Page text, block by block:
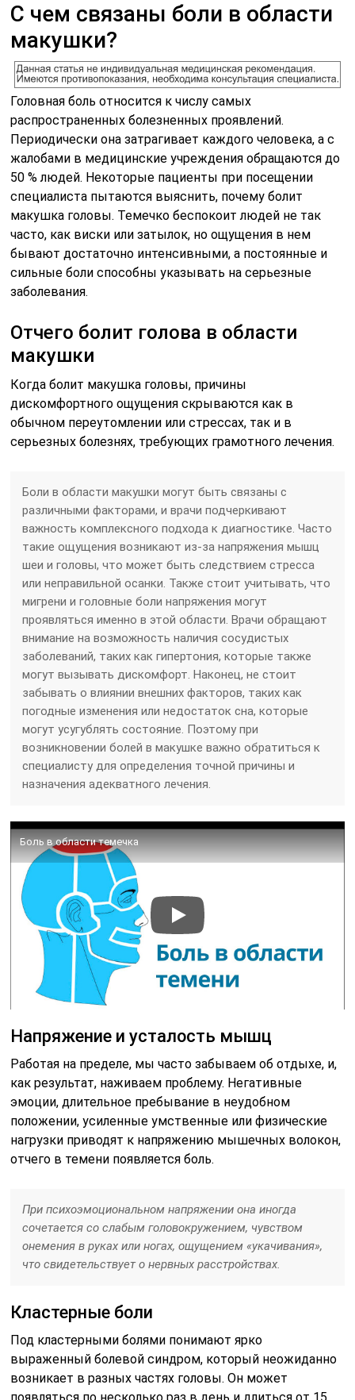
С чем связаны боли в области
макушки?
Головная боль относится к числу самых
распространенных болезненных проявлений.
Периодически она затрагивает каждого человека, а с
жалобами в медицинские учреждения обращаются до
50 % людей. Некоторые пациенты при посещении
специалиста пытаются выяснить, почему болит
макушка головы. Темечко беспокоит людей не так
часто, как виски или затылок, но ощущения в нем
бывают достаточно интенсивными, а постоянные и
сильные боли способны указывать на серьезные
заболевания.
Отчего болит голова в области
макушки
Когда болит макушка головы, причины
дискомфортного ощущения скрываются как в
обычном переутомлении или стрессах, так и в
серьезных болезнях, требующих грамотного лечения.
Боли в области макушки могут быть связаны с
различными факторами, и врачи подчеркивают
важность комплексного подхода к диагностике. Часто
такие ощущения возникают из-за напряжения мышц
шеи и головы, что может быть следствием стресса
или неправильной осанки. Также стоит учитывать, что
мигрени и головные боли напряжения могут
проявляться именно в этой области. Врачи обращают
внимание на возможность наличия сосудистых
заболеваний, таких как гипертония, которые также
могут вызывать дискомфорт. Наконец, не стоит
забывать о влиянии внешних факторов, таких как
погодные изменения или недостаток сна, которые
могут усугублять состояние. Поэтому при
возникновении болей в макушке важно обратиться к
специалисту для определения точной причины и
назначения адекватного лечения.
Боль в области темечка
Напряжение и усталость мышц
Работая на пределе, мы часто забываем об отдыхе, и,
как результат, наживаем проблему. Негативные
эмоции, длительное пребывание в неудобном
положении, усиленные умственные или физические
нагрузки приводят к напряжению мышечных волокон,
отчего в темени появляется боль.
При психоэмоциональном напряжении она иногда
сочетается со слабым головокружением, чувством
онемения в руках или ногах, ощущением «укачивания»,
что свидетельствует о нервных расстройствах.
Кластерные боли
Под кластерными болями понимают ярко
выраженный болевой синдром, который неожиданно
возникает в разных частях головы. Он может